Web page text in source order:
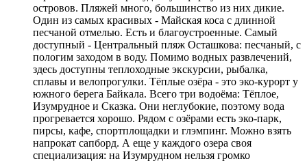
островов. Пляжей много, большинство из них дикие.
Один из самых красивых - Майская коса с длинной
песчаной отмелью. Есть и благоустроенные. Самый
доступный - Центральный пляж Осташкова: песчаный, с
пологим заходом в воду. Помимо водных развлечений,
здесь доступны теплоходные экскурсии, рыбалка,
сплавы и велопрогулки. Тёплые озёра - это эко-курорт у
южного берега Байкала. Всего три водоёма: Тёплое,
Изумрудное и Сказка. Они неглубокие, поэтому вода
прогревается хорошо. Рядом с озёрами есть эко-парк,
пирсы, кафе, спортплощадки и глэмпинг. Можно взять
напрокат сапборд. А еще у каждого озера своя
специализация: на Изумрудном нельзя громко